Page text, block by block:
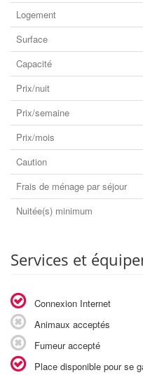
Logement
Surface
Capacité
Prix/nuit
Prix/semaine
Prix/mois
Caution
Frais de ménage par séjour
Nuitée(s) minimum
Services et
Connexion Internet
Animaux acceptés
Fumeur accepté
Place disponible pour se